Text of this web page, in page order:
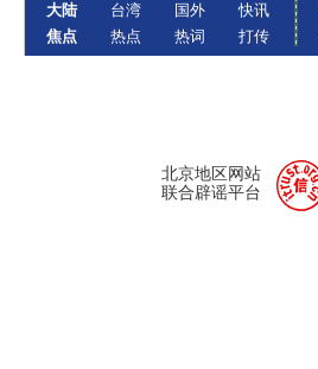
大陆
焦点
台湾
热点
国外
热词
快讯
打传
北京地区网站
联合辟谣平台